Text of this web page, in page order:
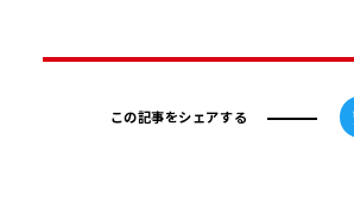
この記事をシェアする